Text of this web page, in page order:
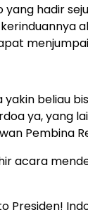
yang hadir
yakin beliau
ya, yang
Pembina
acara
Presiden!